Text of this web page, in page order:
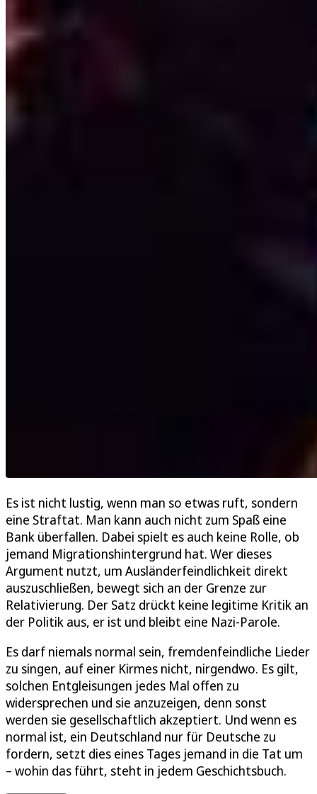
Es ist nicht lustig, wenn man so etwas ruft, sondern
eine Straftat. Man kann auch nicht zum Spaß eine
Bank überfallen. Dabei spielt es auch keine Rolle, ob
jemand Migrationshintergrund hat. Wer dieses
Argument nutzt, um Ausländerfeindlichkeit direkt
auszuschließen, bewegt sich an der Grenze zur
Relativierung. Der Satz drückt keine legitime Kritik an
der Politik aus, er ist und bleibt eine Nazi-Parole.
Es darf niemals normal sein, fremdenfeindliche Lieder
zu singen, auf einer Kirmes nicht, nirgendwo. Es gilt,
solchen Entgleisungen jedes Mal offen zu
widersprechen und sie anzuzeigen, denn sonst
werden sie gesellschaftlich akzeptiert. Und wenn es
normal ist, ein Deutschland nur für Deutsche zu
fordern, setzt dies eines Tages jemand in die Tat um
– wohin das führt, steht in jedem Geschichtsbuch.